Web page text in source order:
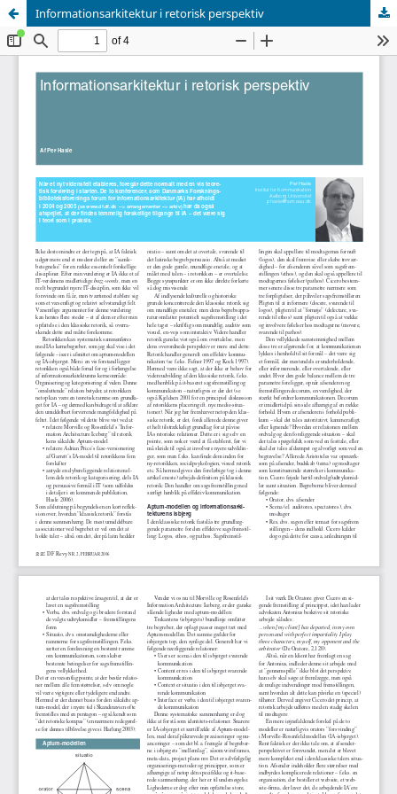
Informationsarkitektur i retorisk perspektiv